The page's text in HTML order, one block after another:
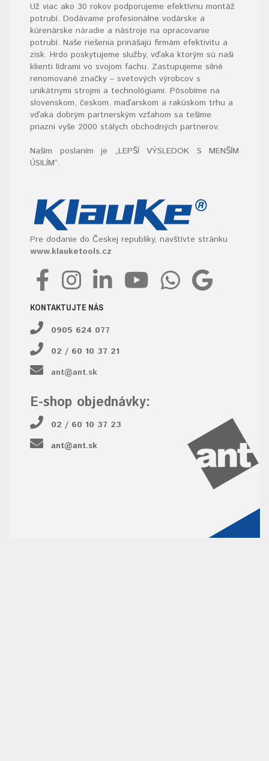
Už viac ako 30 rokov podporujeme efektívnu montáž
potrubí. Dodávame profesionálne vodárske a
kúrenárske náradie a nástroje na opracovanie
potrubí. Naše riešenia prinášajú firmám efektivitu a
zisk. Hrdo poskytujeme služby, vďaka ktorým sú naši
klienti lídrami vo svojom fachu. Zastupujeme silné
renomované značky – svetových výrobcov s
unikátnymi strojmi a technológiami. Pôsobíme na
slovenskom, českom, maďarskom a rakúskom trhu a
vďaka dobrým partnerským vzťahom sa tešíme
priazni vyše 2000 stálych obchodných partnerov.
Naším poslaním je „LEPŠÍ VÝSLEDOK S MENŠÍM
ÚSILÍM“.
Pre dodanie do Českej republiky, navštívte stránku
www.klauketools.cz
KONTAKTUJTE NÁS
0905 624 077
02 / 60 10 37 21
ant@ant.sk
E-shop objednávky:
02 / 60 10 37 23
ant@ant.sk